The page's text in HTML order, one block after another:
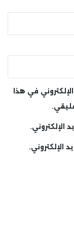
في هذا
الإلكتروني.
الإلكتروني.